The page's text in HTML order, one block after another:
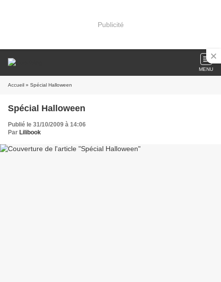
Publicité
MENU
Accueil » Spécial Halloween
Spécial Halloween
Publié le 31/10/2009 à 14:06
Par Lilibook